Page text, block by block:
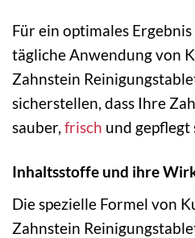
Für ein optimales
tägliche Anwendung von
Zahnstein
sicherstellen, dass Ihre
sauber, frisch und gepflegt
Inhaltsstoffe und ihre
Die spezielle Formel von
Zahnstein